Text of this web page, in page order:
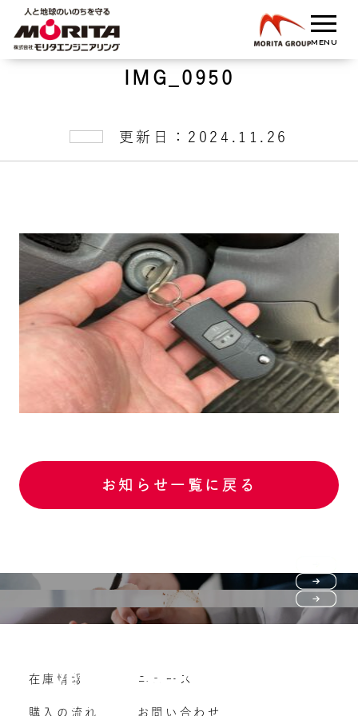
IMG_0950
更新日：2024.11.26
お知らせ一覧に戻る
購入の流れ
よくいただくご質問
Vehicle purchase
車両買い取り
在庫情報
購入の流れ
ニュース
お問い合わせ